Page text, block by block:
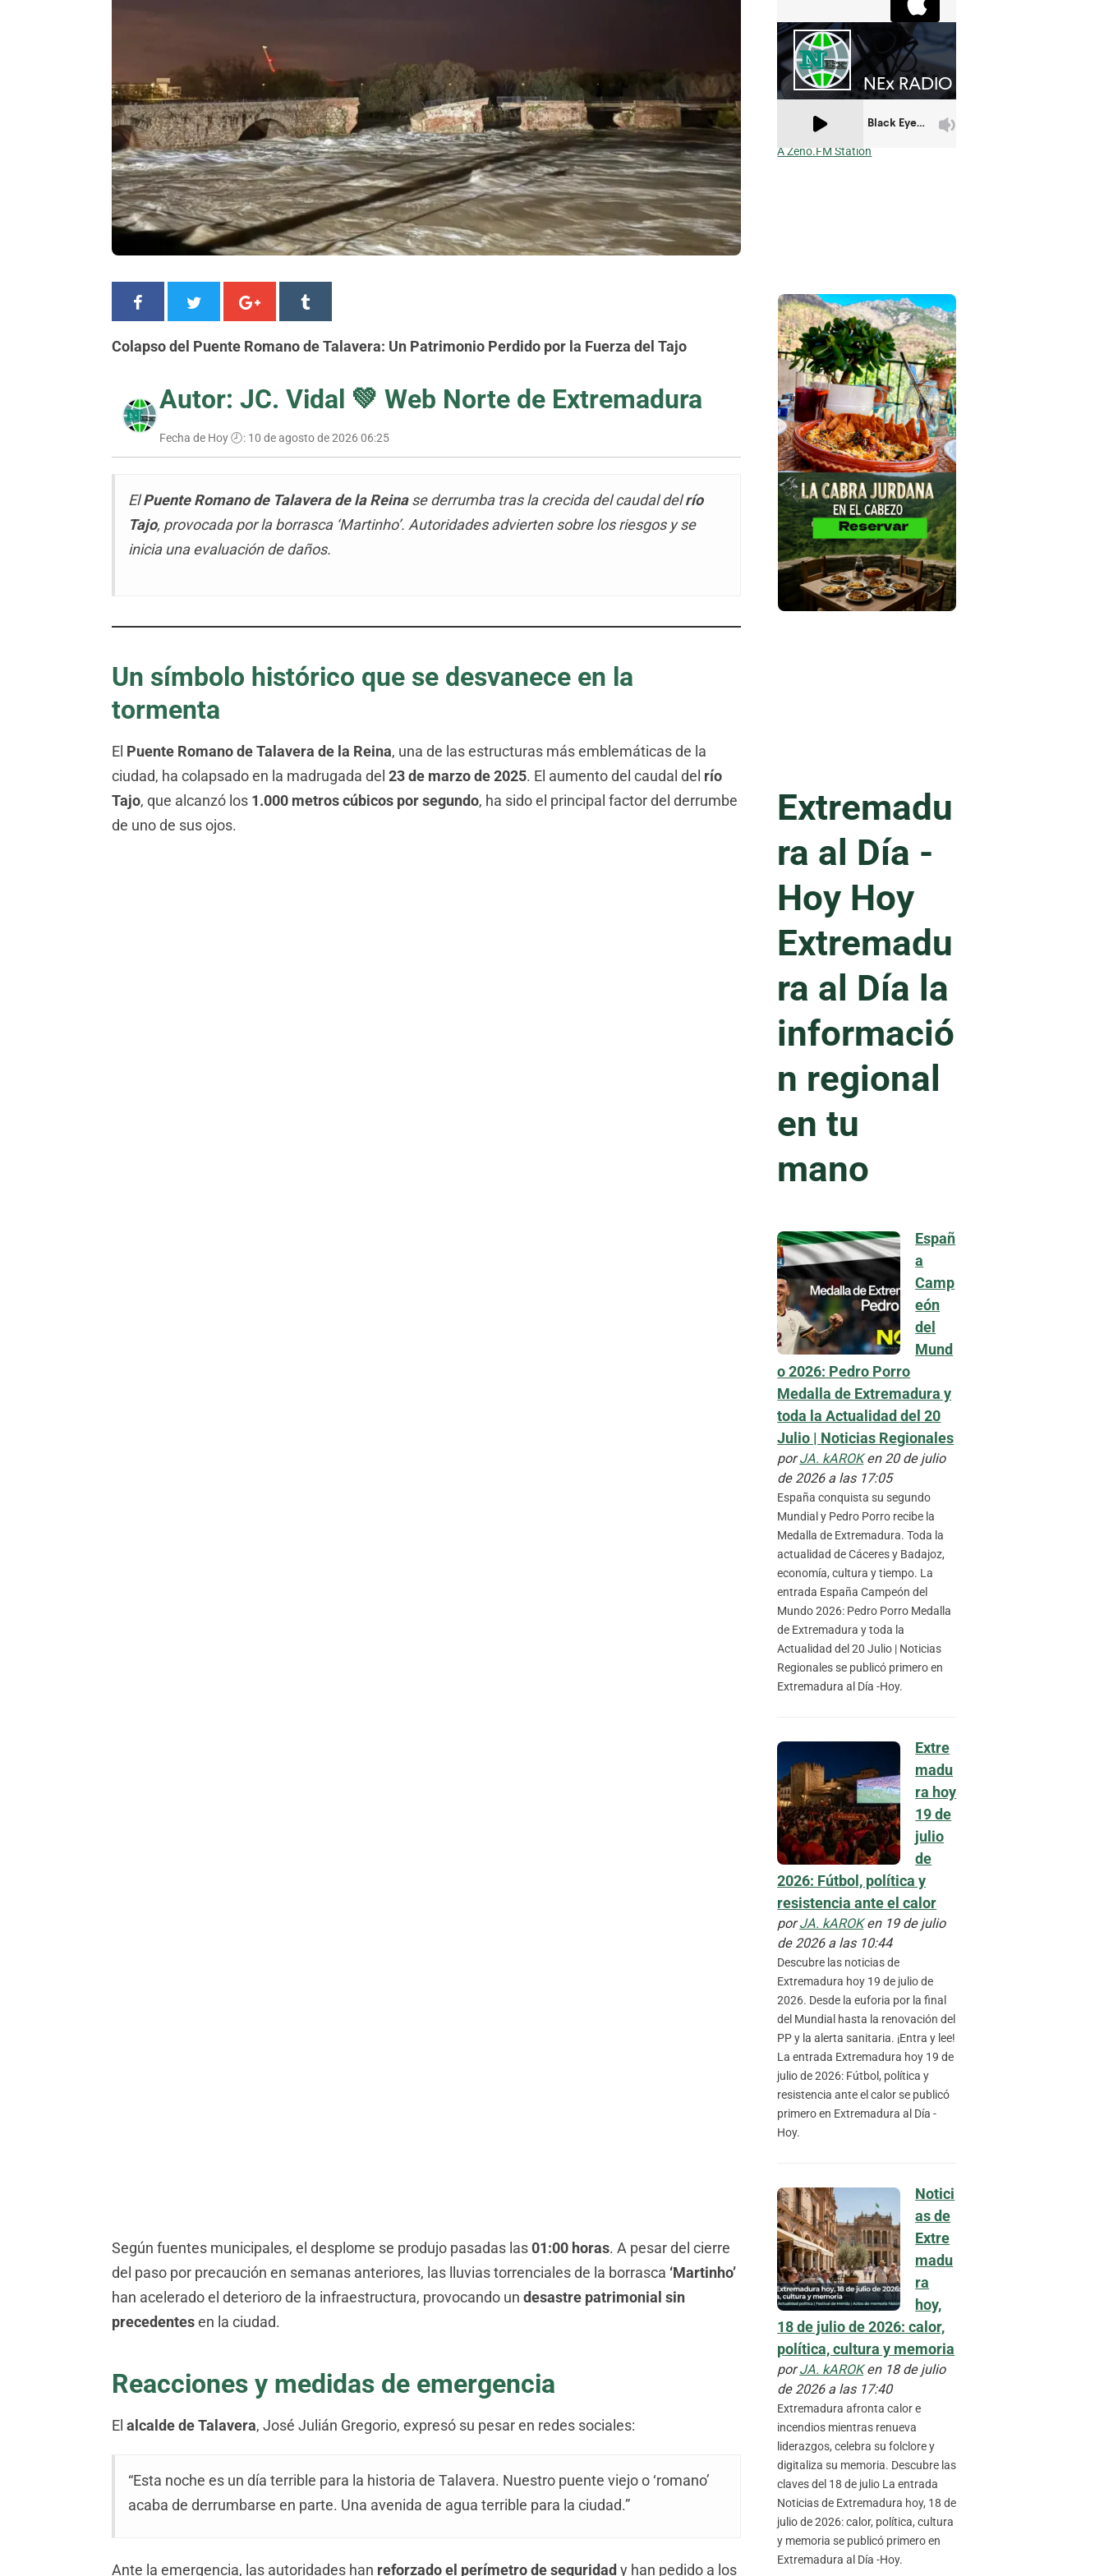
Colapso del Puente Romano de Talavera: Un Patrimonio Perdido por la Fuerza del Tajo
Autor: JC. Vidal 💚 Web Norte de Extremadura
Fecha de Hoy 🕗: 10 de agosto de 2026 06:25
ElPuente Romano de Talavera de la Reinase derrumba tras la crecida del caudal delrío
Tajo, provocada por la borrasca ‘Martinho’. Autoridades advierten sobre los riesgos y se
inicia una evaluación de daños.
Un símbolo histórico que se desvanece en la
tormenta
El Puente Romano de Talavera de la Reina, una de las estructuras más emblemáticas de la
ciudad, ha colapsado en la madrugada del 23 de marzo de 2025. El aumento del caudal del río
Tajo, que alcanzó los 1.000 metros cúbicos por segundo, ha sido el principal factor del derrumbe
de uno de sus ojos.
Según fuentes municipales, el desplome se produjo pasadas las01:00 horas. A pesar del cierre
del paso por precaución en semanas anteriores, las lluvias torrenciales de la borrasca ‘Martinho’
han acelerado el deterioro de la infraestructura, provocando un desastre patrimonial sin
precedentesen la ciudad.
Reacciones y medidas de emergencia
El alcalde de Talavera, José Julián Gregorio, expresó su pesar en redes sociales:
“Esta noche es un día terrible para la historia de Talavera. Nuestro puente viejo o ‘romano’
acaba de derrumbarse en parte. Una avenida de agua terrible para la ciudad.”
Ante la emergencia, las autoridades han reforzado el perímetro de seguridady han pedido a los
A Zeno.FM Station
Extremadu
ra al Día -
Hoy Hoy
Extremadu
ra al Día la
informació
n regional
en tu
mano
Españ
a
Camp
eón
del
Mund
o 2026: Pedro Porro
Medalla de Extremadura y
toda la Actualidad del 20
Julio | Noticias Regionales
porJA. kAROKen 20 de julio
de 2026 a las 17:05
España conquista su segundo
Mundial y Pedro Porro recibe la
Medalla de Extremadura. Toda la
actualidad de Cáceres y Badajoz,
economía, cultura y tiempo. La
entrada España Campeón del
Mundo 2026: Pedro Porro Medalla
de Extremadura y toda la
Actualidad del 20 Julio | Noticias
Regionales se publicó primero en
Extremadura al Día -Hoy.
Extre
madu
ra hoy
19 de
julio
de
2026: Fútbol, política y
resistencia ante el calor
porJA. kAROKen 19 de julio
de 2026 a las 10:44
Descubre las noticias de
Extremadura hoy 19 de julio de
2026. Desde la euforia por la final
del Mundial hasta la renovación del
PP y la alerta sanitaria. ¡Entra y lee!
La entrada Extremadura hoy 19 de
julio de 2026: Fútbol, política y
resistencia ante el calor se publicó
primero en Extremadura al Día -
Hoy.
Notici
as de
Extre
madu
ra
hoy,
18 de julio de 2026: calor,
política, cultura y memoria
porJA. kAROKen 18 de julio
de 2026 a las 17:40
Extremadura afronta calor e
incendios mientras renueva
liderazgos, celebra su folclore y
digitaliza su memoria. Descubre las
claves del 18 de julio La entrada
Noticias de Extremadura hoy, 18 de
julio de 2026: calor, política, cultura
y memoria se publicó primero en
Extremadura al Día -Hoy.